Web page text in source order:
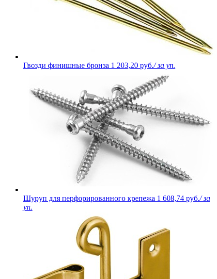
Гвозди финишные бронза 1 203,20 руб./ за уп.
Шуруп для перфорированного крепежа 1 608,74 руб./ за
уп.